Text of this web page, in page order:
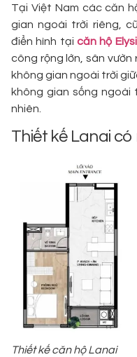
Tại Việt Nam các căn
gian ngoài trời riêng,
điển hình tại căn hộ
công rộng lớn, sân
không gian ngoài trời
không gian sống ngoài
nhiên.
Thiết kế Lanai có
Thiết kế căn hộ Lanai